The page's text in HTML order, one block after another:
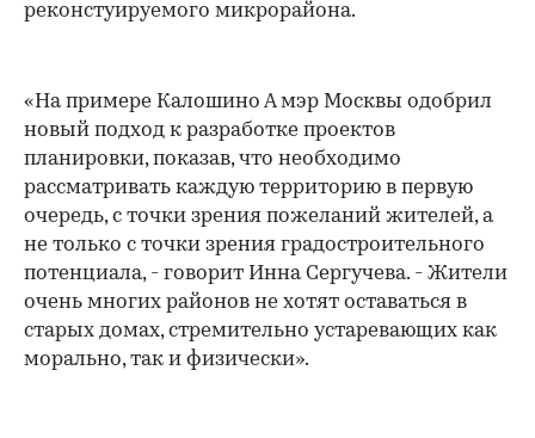
реконстуируемого микрорайона.
«На примере Калошино А мэр Москвы одобрил
новый подход к разработке проектов
планировки, показав, что необходимо
рассматривать каждую территорию в первую
очередь, с точки зрения пожеланий жителей, а
не только с точки зрения градостроительного
потенциала, - говорит Инна Сергучева. - Жители
очень многих районов не хотят оставаться в
старых домах, стремительно устаревающих как
морально, так и физически».